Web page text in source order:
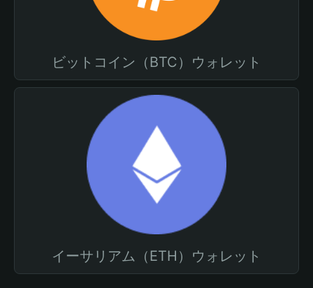
ビットコイン（BTC）ウォレット
イーサリアム（ETH）ウォレット